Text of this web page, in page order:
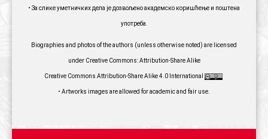
• За слике уметничких дела је дозвољено академско коришћење и поштена
употреба.
Biographies and photos of the authors (unless otherwise noted) are licensed
under Creative Commons: Attribution-Share Alike
Creative Commons Attribution-Share Alike 4.0 International
• Artworks images are allowed for academic and fair use.